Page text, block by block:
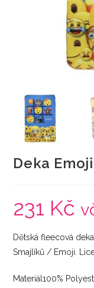
Deka
231 Kč
Dětská fleecová
Smajlíků / Emoji.
Materiál100%